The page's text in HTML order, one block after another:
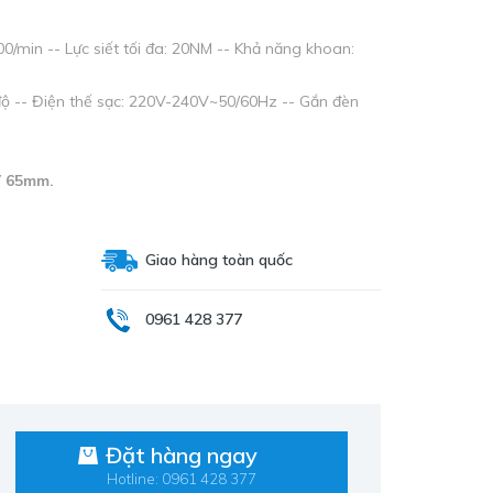
min -- Lực siết tối đa: 20NM -- Khả năng khoan:
-- Điện thế sạc: 220V-240V~50/60Hz -- Gắn đèn
Giao hàng toàn quốc
0961 428 377
Đặt hàng ngay
Hotline: 0961 428 377